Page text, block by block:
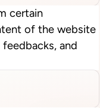
certain
of the website
and